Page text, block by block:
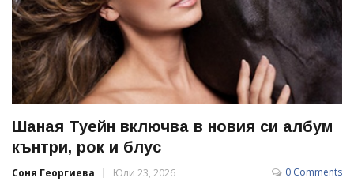
Шаная Туейн включва в новия си албум
кънтри, рок и блус
Соня Георгиева Юли 23, 2026 0 Comments